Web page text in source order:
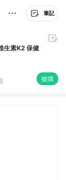
筆記
生素K2 保健
搶購